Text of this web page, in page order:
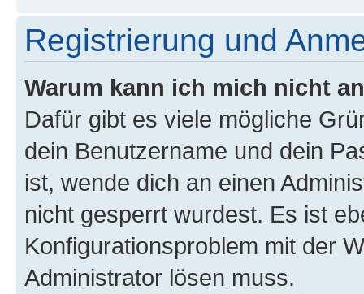
Registrierung und
Warum kann ich mich nicht
Dafür gibt es viele mögliche
dein Benutzername und dein
ist, wende dich an einen
nicht gesperrt wurdest. Es ist
Konfigurationsproblem mit der
Administrator lösen muss.